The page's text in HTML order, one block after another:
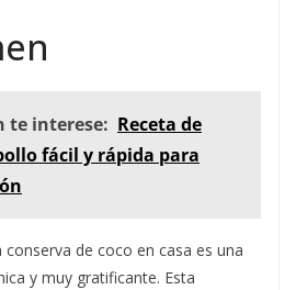
te interese: Receta de
fácil y rápida para
de coco en casa es una
y muy gratificante. Esta